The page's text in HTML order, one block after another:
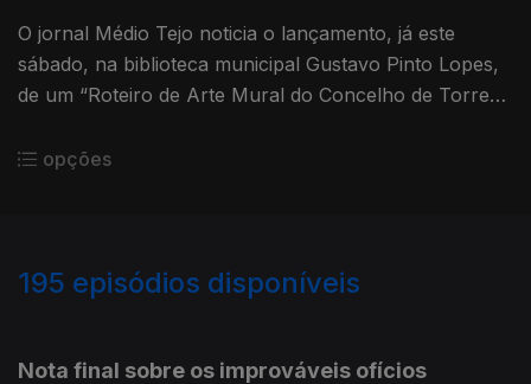
O jornal Médio Tejo noticia o lançamento, já este
sábado, na biblioteca municipal Gustavo Pinto Lopes,
de um “Roteiro de Arte Mural do Concelho de Torres
opções
195 episódios disponíveis
Nota final sobre os improváveis ofícios